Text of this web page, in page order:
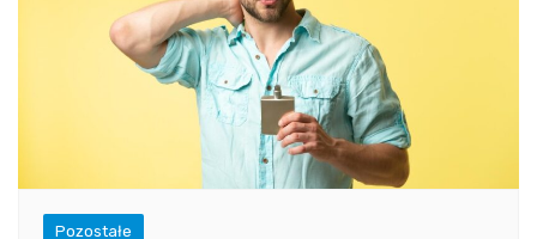
Pozostałe